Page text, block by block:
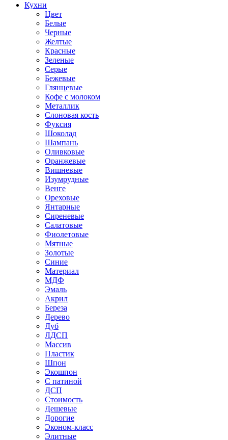
Кухни
Цвет
Белые
Черные
Желтые
Красные
Зеленые
Серые
Бежевые
Глянцевые
Кофе с молоком
Металлик
Слоновая кость
Фуксия
Шоколад
Шампань
Оливковые
Оранжевые
Вишневые
Изумрудные
Венге
Ореховые
Янтарные
Сиреневые
Салатовые
Фиолетовые
Мятные
Золотые
Синие
Материал
МДФ
Эмаль
Акрил
Береза
Дерево
Дуб
ЛДСП
Массив
Пластик
Шпон
Экошпон
С патиной
ДСП
Стоимость
Дешевые
Дорогие
Эконом-класс
Элитные